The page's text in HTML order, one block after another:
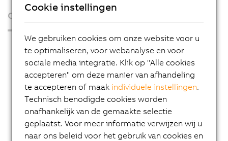
Over ons
Press Room
Blog
AutoMates
Email news service
Career
Locations
Cookie instellingen
We gebruiken cookies om onze website voor u
te optimaliseren, voor webanalyse en voor
sociale media integratie. Klik op "Alle cookies
accepteren" om deze manier van afhandeling
te accepteren of maakindividuele instellingen.
Technisch benodigde cookies worden
onafhankelijk van de gemaakte selectie
geplaatst. Voor meer informatie verwijzen wij u
naar ons beleid voor het gebruik van cookies en